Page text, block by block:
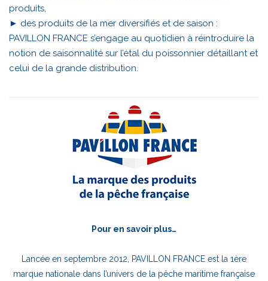
produits,
► des produits de la mer diversifiés et de saison :
PAVILLON FRANCE s’engage au quotidien à réintroduire la
notion de saisonnalité sur l’étal du poissonnier détaillant et
celui de la grande distribution.
Pour en savoir plus…
Lancée en septembre 2012, PAVILLON FRANCE est la 1ère
marque nationale dans l’univers de la pêche maritime française